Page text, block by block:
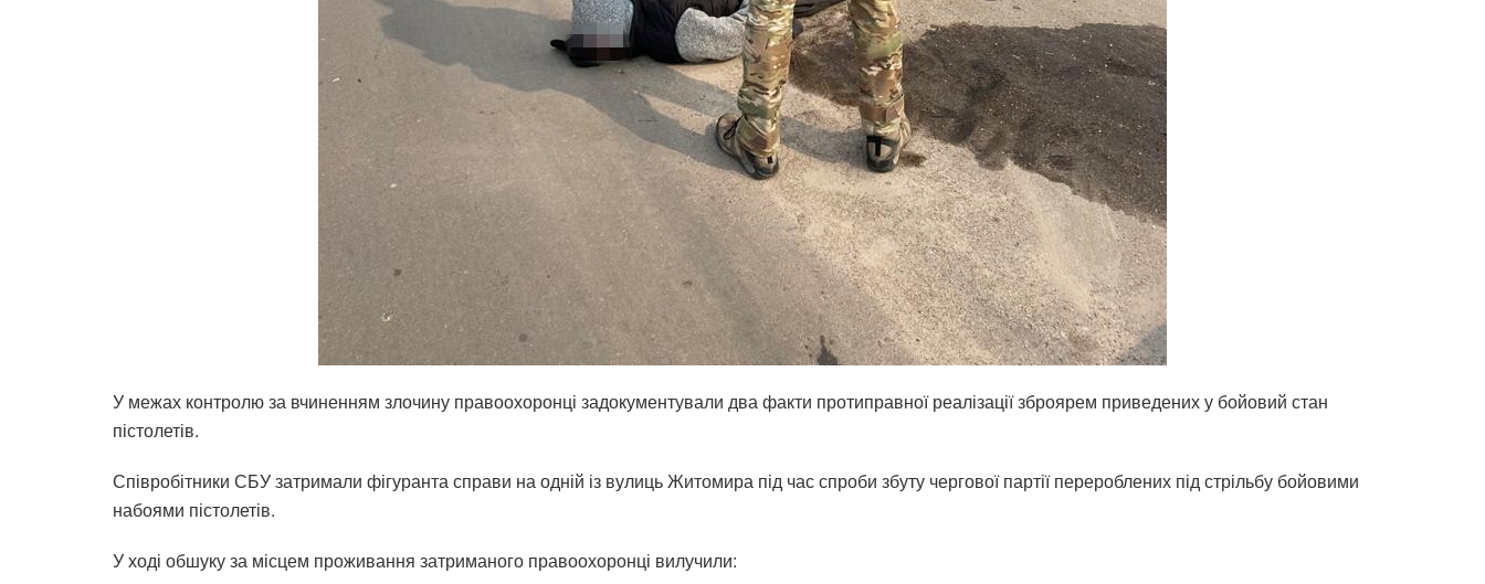
У межах контролю за вчиненням злочину правоохоронці задокументували два факти протиправної реалізації зброярем приведених у бойовий стан
пістолетів.
Співробітники СБУ затримали фігуранта справи на одній із вулиць Житомира під час спроби збуту чергової партії перероблених під стрільбу бойовими
набоями пістолетів.
У ході обшуку за місцем проживання затриманого правоохоронці вилучили: